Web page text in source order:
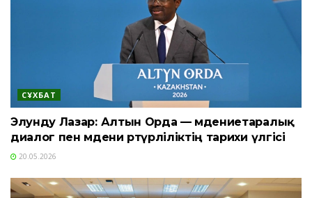
СҰХБАТ
Элунду Лазар: Алтын Орда — мәдениетаралық
диалог пен мәдени әртүрліліктің тарихи үлгісі
20.05.2026